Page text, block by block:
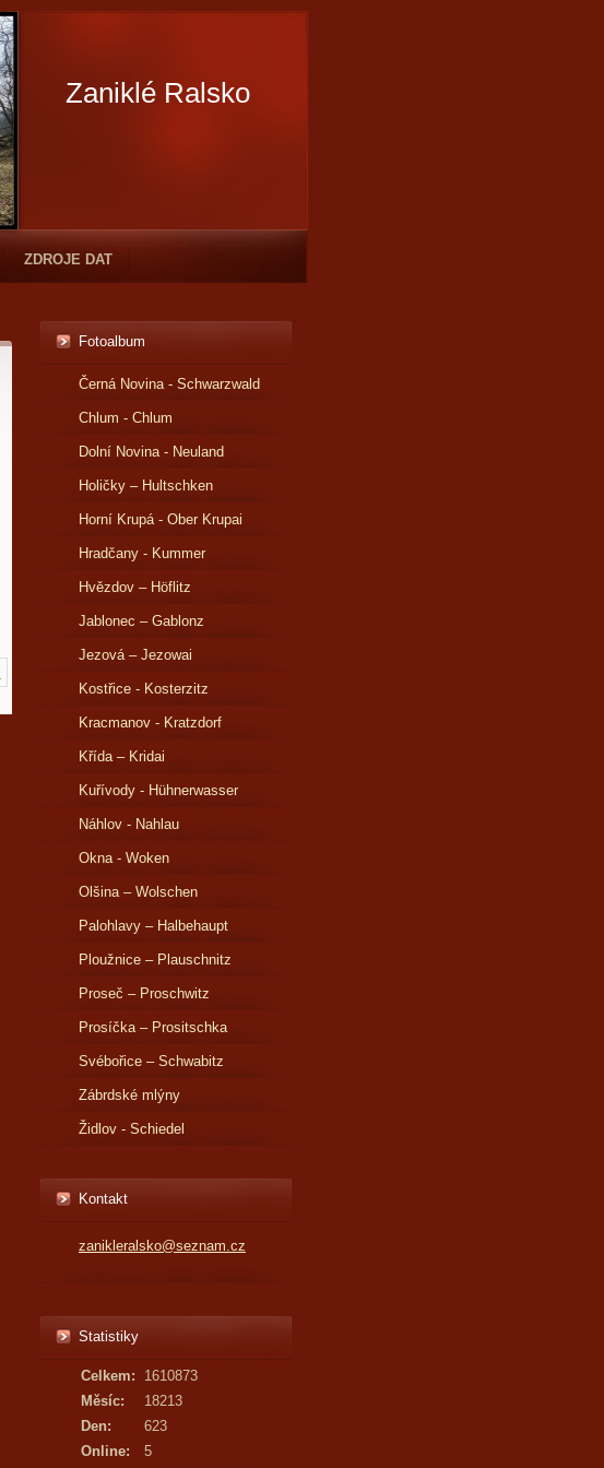
Zaniklé Ralsko
ZDROJE DAT
Fotoalbum
Černá Novina - Schwarzwald
Chlum - Chlum
Dolní Novina - Neuland
Holičky – Hultschken
Horní Krupá - Ober Krupai
Hradčany - Kummer
Hvězdov – Höflitz
Jablonec – Gablonz
Jezová – Jezowai
Kostřice - Kosterzitz
Kracmanov - Kratzdorf
Křída – Kridai
Kuřívody - Hühnerwasser
Náhlov - Nahlau
Okna - Woken
Olšina – Wolschen
Palohlavy – Halbehaupt
Ploužnice – Plauschnitz
Proseč – Proschwitz
Prosíčka – Prositschka
Svébořice – Schwabitz
Zábrdské mlýny
Židlov - Schiedel
Kontakt
zanikleralsko@seznam.cz
Statistiky
Online: 5
Celkem:
1610873
Měsíc:
18213
Den:
623